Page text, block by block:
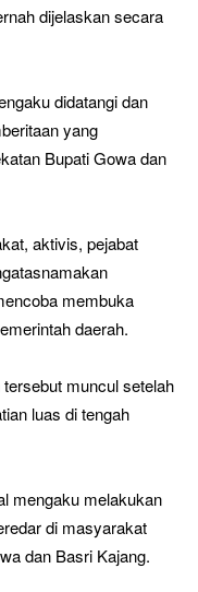
dijelaskan secara
didatangi dan
yang
Bupati Gowa dan
aktivis, pejabat
membuka
daerah.
muncul setelah
luas di tengah
mengaku melakukan
di masyarakat
dan Basri Kajang.